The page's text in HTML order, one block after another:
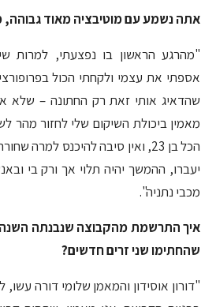
אתה נשמע עם מוטיבציה מאוד גבוהה,
"מהרגע הראשון בו נפצעתי, למרות
אספתי את עצמי ולקחתי הכול
שהדאיג אותי זאת רק החתונה – שלא
מאמין ביכולת השיקום שלי לחזור מהר
הכל בן 23, ואין סיבה להיכנס למרה
יעברו, ההמשך יהיה תלוי אך ורק בי
מכבי נתניה".
איך התרשמת מהקבוצה שנבנתה השנה
שהחתימו שני זרים חדשים?
"דורון אוסידון והמאמן שלומי דורה